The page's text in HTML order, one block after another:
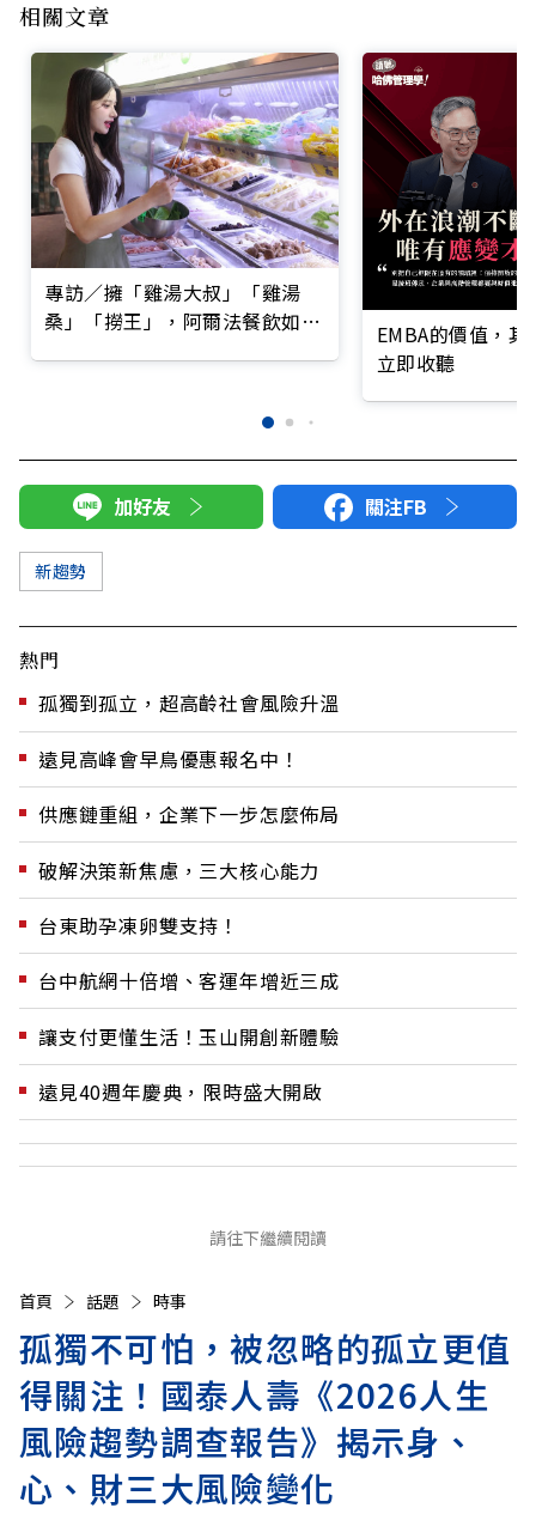
相關文章
專訪／擁「雞湯大叔」「雞湯
桑」「撈王」，阿爾法餐飲如何
EMBA的價值，
立即收聽
加好友 關注FB
新趨勢
熱門
孤獨到孤立，超高齡社會風險升溫
遠見高峰會早鳥優惠報名中！
供應鏈重組，企業下一步怎麼佈局
破解決策新焦慮，三大核心能力
台東助孕凍卵雙支持！
台中航網十倍增、客運年增近三成
讓支付更懂生活！玉山開創新體驗
遠見40週年慶典，限時盛大開啟
請往下繼續閱讀
首頁 話題 時事
孤獨不可怕，被忽略的孤立更值
得關注！國泰人壽《2026人生
風險趨勢調查報告》揭示身、
心、財三大風險變化